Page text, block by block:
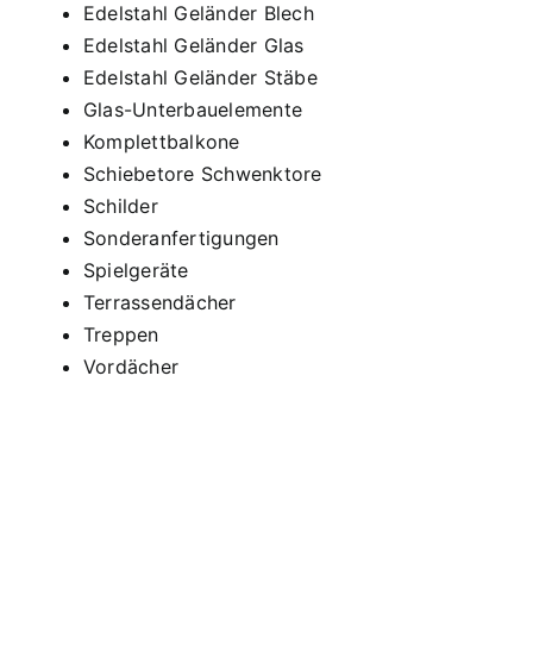
Edelstahl Geländer Blech
Edelstahl Geländer Glas
Edelstahl Geländer Stäbe
Glas-Unterbauelemente
Komplettbalkone
Schiebetore Schwenktore
Schilder
Sonderanfertigungen
Spielgeräte
Terrassendächer
Treppen
Vordächer